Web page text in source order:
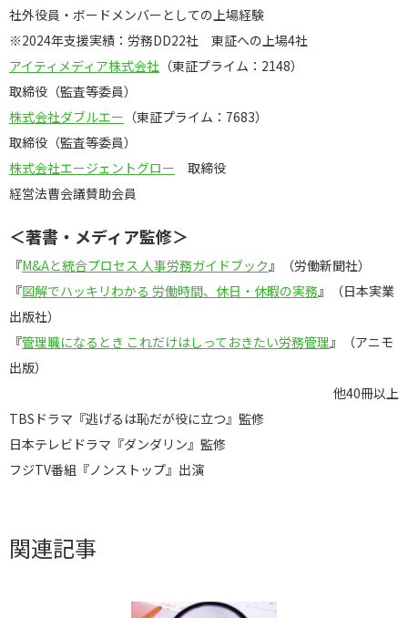
社外役員・ボードメンバーとしての上場経験
※2024年支援実績：労務DD22社 東証への上場4社
アイティメディア株式会社 （東証プライム：2148）
取締役（監査等委員）
株式会社ダブルエー （東証プライム：7683）
取締役（監査等委員）
株式会社エージェントグロー 取締役
経営法曹会議賛助会員
＜著書・メディア監修＞
『M&Aと統合プロセス 人事労務ガイドブック 』（労働新聞社）
『図解でハッキリわかる 労働時間、休日・休暇の実務 』（日本実業
出版社）
『管理職になるとき これだけはしっておきたい労務管理 』（アニモ
出版）
他40冊以上
TBSドラマ『逃げるは恥だが役に立つ』監修
日本テレビドラマ『ダンダリン』監修
フジTV番組『ノンストップ』出演
関連記事